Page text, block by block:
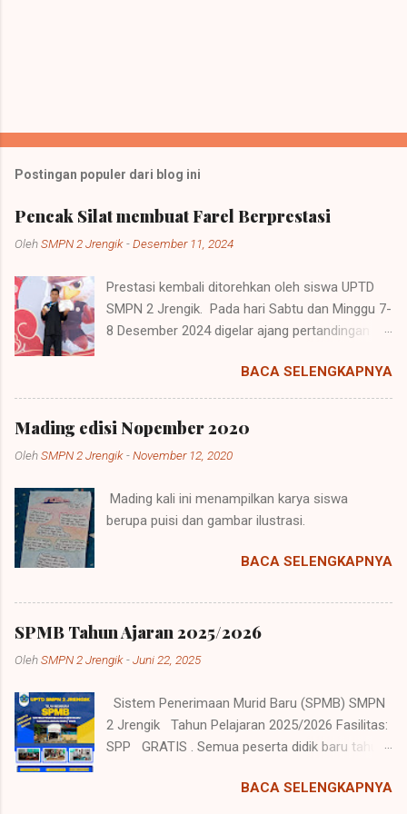
Postingan populer dari blog ini
Pencak Silat membuat Farel Berprestasi
OlehSMPN 2 Jrengik -Desember 11, 2024
Prestasi kembali ditorehkan oleh siswa UPTD
SMPN 2 Jrengik. Pada hari Sabtu dan Minggu 7-
8 Desember 2024 digelar ajang pertandingan
Serangkai di Universitas Trunojoyo di Kamal,
Madura yang di sebut sakera championship 2.
Ajang ini merupakan kejuaraan nasional yang
diadakan di Gedung Pertemuan Universitas
Trunojoyo Madura. Berbagai perguruan pencak
acara. Mereka berasal dari daerah madura,
Surabaya, Bojonegoro, Tuban, dan daerah
hingga profesional sebagai bentuk menambah
Farel, siswa kelas 9 dari UPTD SMPN 2 Jrengik
mendapatkan medali perunggu pada ajang
perguruan pencak silat Perisai Hati yang
bekerjasama dengan sekolah sebagai kegiatan
ekstrakurikuler Pencak Silat.
BACA SELENGKAPNYA
Mading edisi Nopember 2020
OlehSMPN 2 Jrengik -November 12, 2020
Mading kali ini menampilkan karya siswa
berupa puisi dan gambar ilustrasi.
BACA SELENGKAPNYA
SPMB Tahun Ajaran 2025/2026
OlehSMPN 2 Jrengik -Juni 22, 2025
Sistem Penerimaan Murid Baru (SPMB) SMPN
2 Jrengik Tahun Pelajaran 2025/2026 Fasilitas:
SPP GRATIS . Semua peserta didik baru tahun
Setel Seragam Putih-Biru GRATIS . Pendaftaran
BACA SELENGKAPNYA